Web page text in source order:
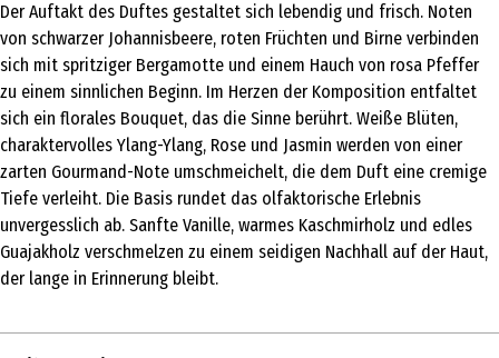
Der Auftakt des Duftes gestaltet sich lebendig und frisch. Noten
von schwarzer Johannisbeere, roten Früchten und Birne verbinden
sich mit spritziger Bergamotte und einem Hauch von rosa Pfeffer
zu einem sinnlichen Beginn. Im Herzen der Komposition entfaltet
sich ein florales Bouquet, das die Sinne berührt. Weiße Blüten,
charaktervolles Ylang-Ylang, Rose und Jasmin werden von einer
zarten Gourmand-Note umschmeichelt, die dem Duft eine cremige
Tiefe verleiht. Die Basis rundet das olfaktorische Erlebnis
unvergesslich ab. Sanfte Vanille, warmes Kaschmirholz und edles
Guajakholz verschmelzen zu einem seidigen Nachhall auf der Haut,
der lange in Erinnerung bleibt.